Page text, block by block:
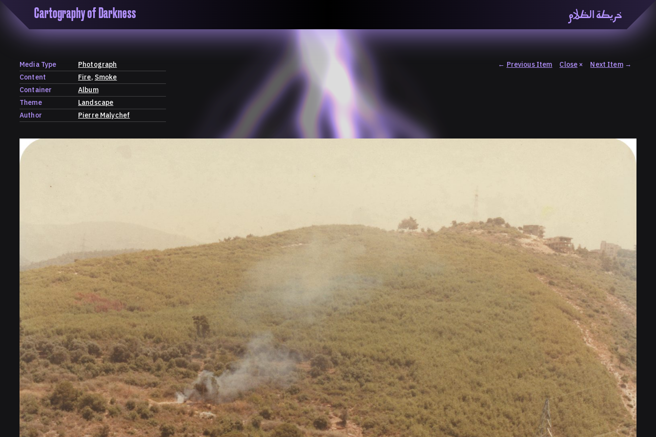
Cartography of Darkness خريطة الظلام
'Cartogrophy of Darkness' is a transclusive, collective
ridden age. The platform is comprised of a triad of spaces: a
map, a repository and a periodical.
About
ماهيتنا
Repository
Contributors
المساهمين
التختيم
«خريطة الظّلام» هي منصّة بحثيّة تشاركيّة تستقصي مفاهيم العالميّة
Media Type
Photograph
Content
Fire Smoke
Container
Album
Theme
Landscape
Author
Pierre Malychef
← Previous Item Close × Next Item→